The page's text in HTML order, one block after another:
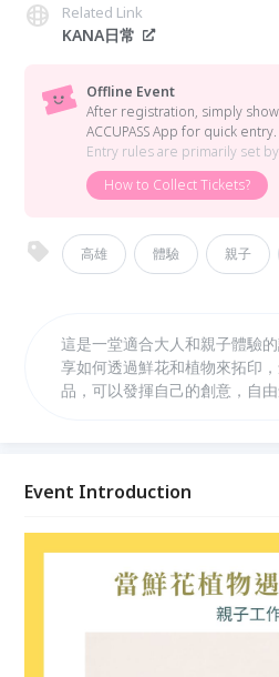
Related Link
KANA日常
Offline Event
After registration, simply
ACCUPASS App for quick entry.
Entry rules are primarily set
How to Collect Tickets?
高雄 體驗 親子
這是一堂適合大人和親子體驗
享如何透過鮮花和植物來拓印
品，可以發揮自己的創意，自
Event Introduction